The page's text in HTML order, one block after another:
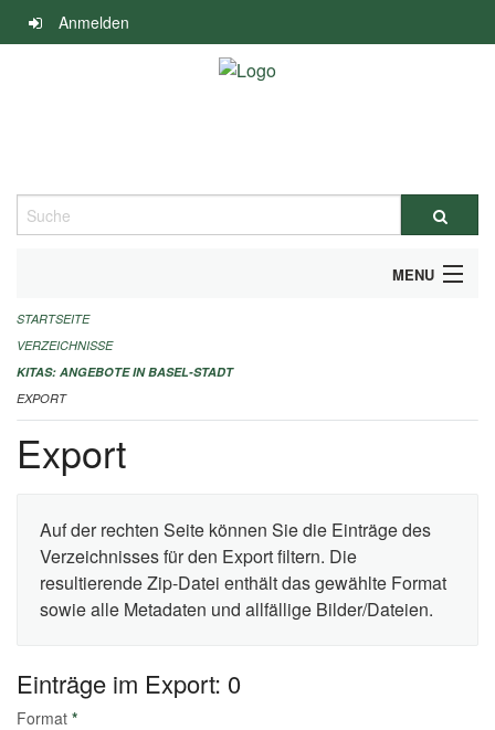
Navigation
überspringen
Anmelden
Suche
MENU
ALLGEMEINE INFORMATIONEN
IMPRESSUM
STARTSEITE
VERZEICHNISSE
KITAS: ANGEBOTE IN BASEL-STADT
EXPORT
Export
Auf der rechten Seite können Sie die Einträge des
Verzeichnisses für den Export filtern. Die
resultierende Zip-Datei enthält das gewählte Format
sowie alle Metadaten und allfällige Bilder/Dateien.
Einträge im Export: 0
Format *